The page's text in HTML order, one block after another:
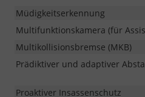
Müdigkeitserkennung
Multifunktionskamera (für
Multikollisionsbremse (MKB)
Prädiktiver und adaptiver
Proaktiver Insassenschutz